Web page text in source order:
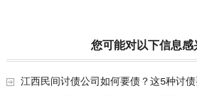
您可能对以下信息感
江西民间讨债公司如何要债？这5种讨债